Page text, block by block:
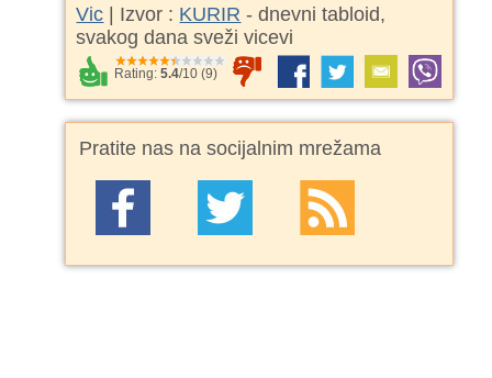
Vic | Izvor : KURIR - dnevni tabloid,
svakog dana sveži vicevi
Rating:5.4/10 (9)
Pratite nas na socijalnim mrežama